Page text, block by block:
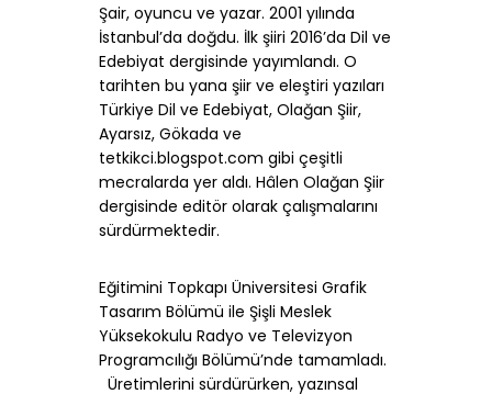
Şair, oyuncu ve yazar. 2001 yılında
İstanbul’da doğdu. İlk şiiri 2016’da Dil ve
Edebiyat dergisinde yayımlandı. O
tarihten bu yana şiir ve eleştiri yazıları
Türkiye Dil ve Edebiyat, Olağan Şiir,
Ayarsız, Gökada ve
tetkikci.blogspot.com gibi çeşitli
mecralarda yer aldı. Hâlen Olağan Şiir
dergisinde editör olarak çalışmalarını
sürdürmektedir.
Eğitimini Topkapı Üniversitesi Grafik
Tasarım Bölümü ile Şişli Meslek
Yüksekokulu Radyo ve Televizyon
Programcılığı Bölümü’nde tamamladı.
Üretimlerini sürdürürken, yazınsal